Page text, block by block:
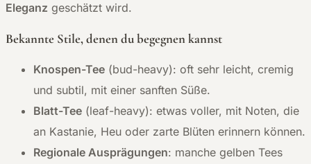
Eleganz geschätzt wird.
Bekannte Stile, denen du begegnen kannst
Knospen-Tee (bud-heavy): oft sehr leicht, cremig
und subtil, mit einer sanften Süße.
Blatt-Tee (leaf-heavy): etwas voller, mit Noten, die
an Kastanie, Heu oder zarte Blüten erinnern können.
Regionale Ausprägungen: manche gelben Tees